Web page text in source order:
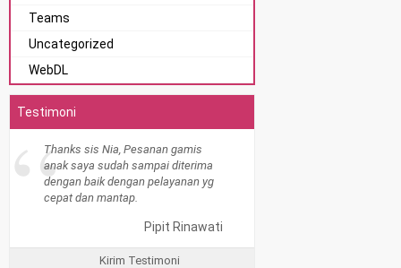
Teams
Uncategorized
WebDL
Testimoni
“Thanks sis Nia, Pesanan gamis
anak saya sudah sampai diterima
dengan baik dengan pelayanan yg
cepat dan mantap.
Pipit Rinawati
Kirim Testimoni